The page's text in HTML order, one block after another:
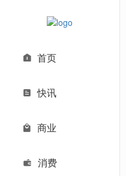
首页
快讯
商业
消费